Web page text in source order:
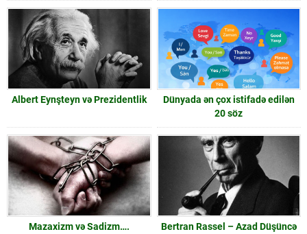
Albert Eynşteyn və Prezidentlik
Dünyada ən çox istifadə edilən
20 söz
Mazaxizm və Sadizm…. Bertran Rassel – Azad Düşüncə